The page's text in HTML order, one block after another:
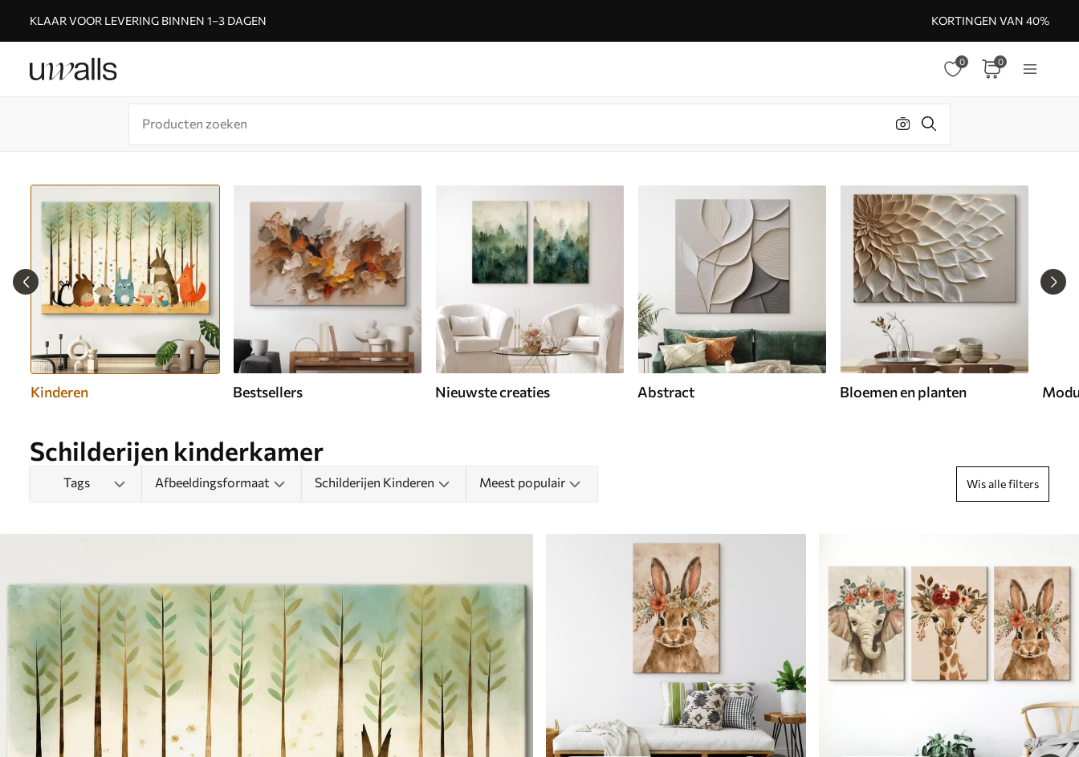
KLAAR VOOR LEVERING BINNEN 1–3 DAGEN KORTINGEN VAN 40%
0 0
Kinderen Bestsellers Nieuwste creaties Abstract Bloemen en planten
Schilderijen kinderkamer
Tags Afbeeldingsformaat Schilderijen Kinderen Meest populair Wis alle filters